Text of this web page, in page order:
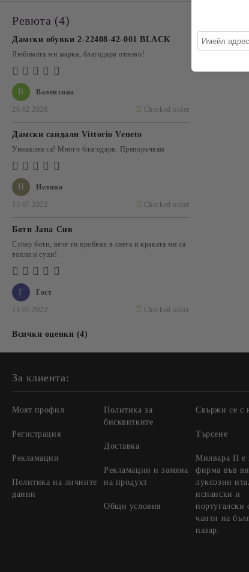
Ревюта (4)
В Валентина
28.02.2026 Checked order
Дамски обувки 2-22408-42-001 BLACK
Любимата ми марка, благодаря отново!
Н Нелина
15.07.2022 Checked order
Дамски сандали Vittorio Veneto
Уникални са! Много благодаря. Препоръчвам
Г Гост
11.01.2022 Checked order
Боти Jana Сив
Супер боти, вече ги пробвах в снега и краката ми са
топли и сухи!
Всички оценки (4)
За клиента:
Моят профил
Регистрация
Рекламации
Политика на личните
данни
Политика за
бисквитките
Доставка
Рекламации и замяна
на продукт
Общи условия
Свържи се с
Търсене
Милвара П е
фирма във
луксозни
испански и
португалски
чанти на
пазар.